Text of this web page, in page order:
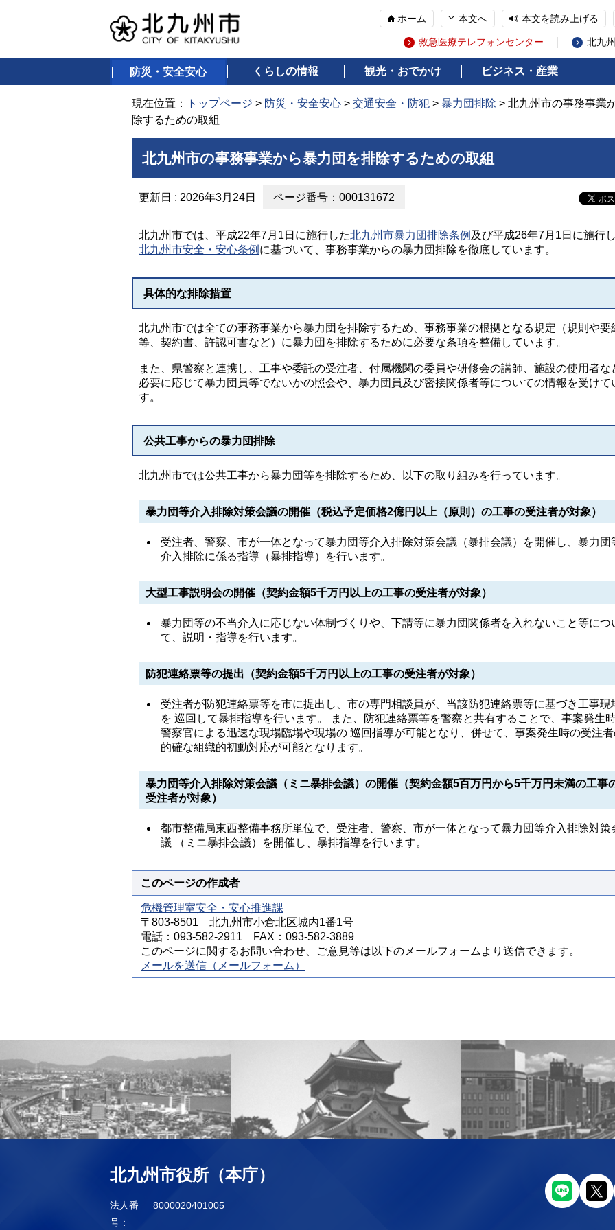
ホーム 本文へ 本文を読み上げる
救急医療テレフォンセンター 北九
防災・安全安心 くらしの情報 観光・おでかけ ビジネス・産業
現在位置： トップページ > 防災・安全安心 > 交通安全・防犯 > 暴力団排除 > 北九州市の事務事業
除するための取組
北九州市の事務事業から暴力団を排除するための取組
更新日 : 2026年3月24日 ページ番号：000131672
北九州市では、平成22年7月1日に施行した北九州市暴力団排除条例 及び平成26年7月1日に施行
北九州市安全・安心条例 に基づいて、事務事業からの暴力団排除を徹底しています。
具体的な排除措置
北九州市では全ての事務事業から暴力団を排除するため、事務事業の根拠となる規定（規則や要
等、契約書、許認可書など）に暴力団を排除するために必要な条項を整備しています。
また、県警察と連携し、工事や委託の受注者、付属機関の委員や研修会の講師、施設の使用者な
必要に応じて暴力団員等でないかの照会や、暴力団員及び密接関係者等についての情報を受けて
す。
公共工事からの暴力団排除
北九州市では公共工事から暴力団等を排除するため、以下の取り組みを行っています。
暴力団等介入排除対策会議の開催（税込予定価格2億円以上（原則）の工事の受注者が対象）
受注者、警察、市が一体となって暴力団等介入排除対策会議（暴排会議）を開催し、暴力団
介入排除に係る指導（暴排指導）を行います。
大型工事説明会の開催（契約金額5千万円以上の工事の受注者が対象）
暴力団等の不当介入に応じない体制づくりや、下請等に暴力団関係者を入れないこと等につ
て、説明・指導を行います。
防犯連絡票等の提出（契約金額5千万円以上の工事の受注者が対象）
受注者が防犯連絡票等を市に提出し、市の専門相談員が、当該防犯連絡票等に基づき工事現
を 巡回して暴排指導を行います。 また、防犯連絡票等を警察と共有することで、事案発生
警察官による迅速な現場臨場や現場の 巡回指導が可能となり、併せて、事案発生時の受注
的確な組織的初動対応が可能となります。
暴力団等介入排除対策会議（ミニ暴排会議）の開催（契約金額5百万円から5千万円未満の工事
受注者が対象）
都市整備局東西整備事務所単位で、受注者、警察、市が一体となって暴力団等介入排除対策
議 （ミニ暴排会議）を開催し、暴排指導を行います。
このページの作成者
危機管理室安全・安心推進課
〒803-8501 北九州市小倉北区城内1番1号
電話：093-582-2911 FAX：093-582-3889
このページに関するお問い合わせ、ご意見等は以下のメールフォームより送信できます。
メールを送信（メールフォーム）
北九州市役所（本庁）
法人番
号：
8000020401005